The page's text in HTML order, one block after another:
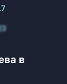
в